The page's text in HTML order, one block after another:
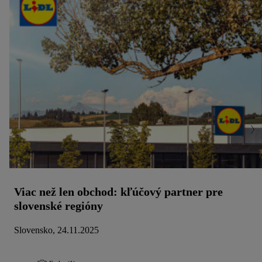
Viac než len obchod: kľúčový partner pre
slovenské regióny
Slovensko, 24.11.2025